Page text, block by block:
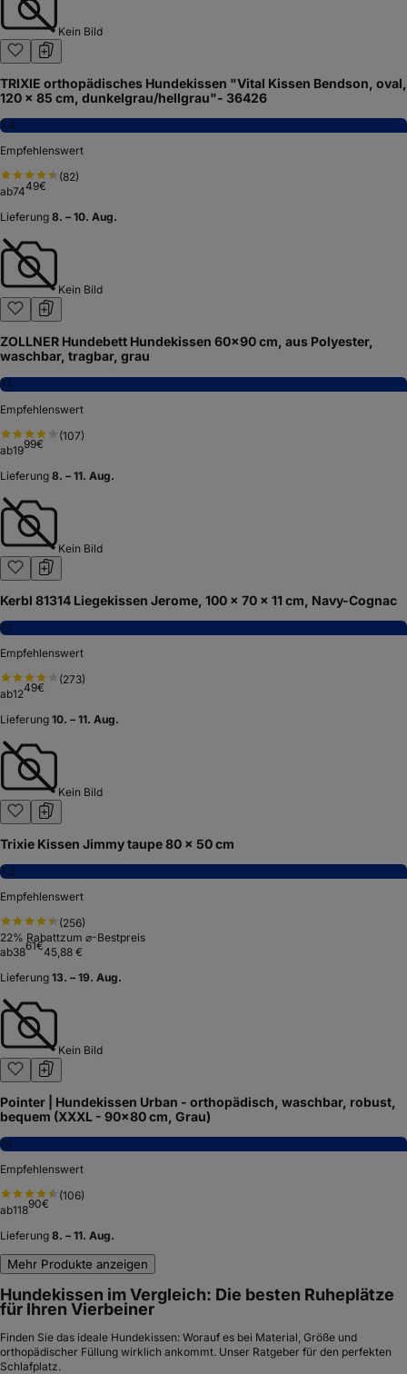
Kein Bild
TRIXIE orthopädisches Hundekissen "Vital Kissen Bendson, oval,
120 × 85 cm, dunkelgrau/hellgrau"- 36426
7,4
Empfehlenswert
(82)
ab7449€
Lieferung 8. – 10. Aug.
Kein Bild
ZOLLNER Hundebett Hundekissen 60x90 cm, aus Polyester,
waschbar, tragbar, grau
7,1
Empfehlenswert
(107)
ab1999€
Lieferung 8. – 11. Aug.
Kein Bild
Kerbl 81314 Liegekissen Jerome, 100 x 70 x 11 cm, Navy-Cognac
7,1
Empfehlenswert
(273)
ab1249€
Lieferung 10. – 11. Aug.
Kein Bild
Trixie Kissen Jimmy taupe 80 × 50 cm
7,3
Empfehlenswert
(256)
22% Rabattzum ⌀-Bestpreis
ab3861€45,88 €
Lieferung 13. – 19. Aug.
Kein Bild
Pointer | Hundekissen Urban - orthopädisch, waschbar, robust,
bequem (XXXL - 90x80 cm, Grau)
7,1
Empfehlenswert
(106)
ab11890€
Lieferung 8. – 11. Aug.
Mehr Produkte anzeigen
Hundekissen im Vergleich: Die besten Ruheplätze
für Ihren Vierbeiner
Finden Sie das ideale Hundekissen: Worauf es bei Material, Größe und
orthopädischer Füllung wirklich ankommt. Unser Ratgeber für den perfekten
Schlafplatz.